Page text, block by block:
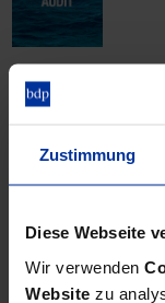
Zustimmung
Diese Webseite
Wir verwenden
Website zu
zunehmenden
25